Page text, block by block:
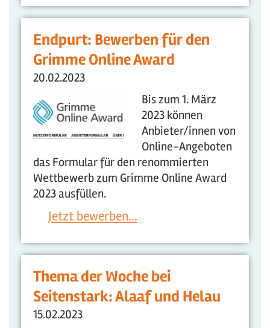
Endpurt: Bewerben für den
Grimme Online Award
20.02.2023
Bis zum 1. März
2023 können
Anbieter/innen von
Online-Angeboten
das Formular für den renommierten
Wettbewerb zum Grimme Online Award
2023 ausfüllen.
Jetzt bewerben...
Thema der Woche bei
Seitenstark: Alaaf und Helau
15.02.2023